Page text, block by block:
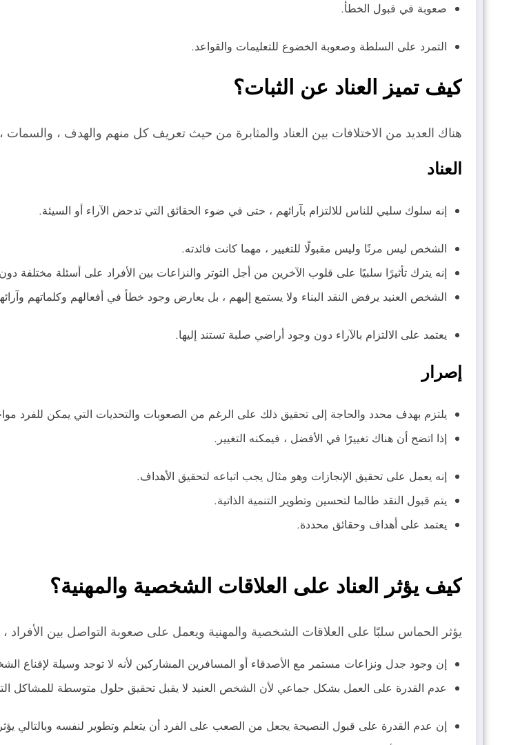
صعوبة في قبول الخطأ.
التمرد على السلطة وصعوبة الخضوع للتعليمات والقواعد.
كيف تميز العناد عن الثبات؟
هناك العديد من الاختلافات بين العناد والمثابرة من حيث تعريف كل منهم والهدف ، والسمات ،
العناد
إنه سلوك سلبي للناس للالتزام بآرائهم ، حتى في ضوء الحقائق التي تدحض الآراء أو السيئة.
الشخص ليس مرنًا وليس مقبولًا للتغيير ، مهما كانت فائدته.
إنه يترك تأثيرًا سلبيًا على قلوب الآخرين من أجل التوتر والنزاعات بين الأفراد على أسئلة
الشخص العنيد يرفض النقد البناء ولا يستمع إليهم ، بل يعارض وجود خطأ في أفعالهم وكلماتهم
يعتمد على الالتزام بالآراء دون وجود أراضي صلبة تستند إليها.
إصرار
يلتزم بهدف محدد والحاجة إلى تحقيق ذلك على الرغم من الصعوبات والتحديات التي يمكن للفرد
إذا اتضح أن هناك تغييرًا في الأفضل ، فيمكنه التغيير.
إنه يعمل على تحقيق الإنجازات وهو مثال يجب اتباعه لتحقيق الأهداف.
يتم قبول النقد طالما لتحسين وتطوير التنمية الذاتية.
يعتمد على أهداف وحقائق محددة.
كيف يؤثر العناد على العلاقات الشخصية والمهنية؟
يؤثر الحماس سلبًا على العلاقات الشخصية والمهنية ويعمل على صعوبة التواصل بين
إن وجود جدل ونزاعات مستمر مع الأصدقاء أو المسافرين المشاركين لأنه لا توجد وسيلة لإقناع
عدم القدرة على العمل بشكل جماعي لأن الشخص العنيد لا يقبل تحقيق حلول متوسطة للمشاكل
إن عدم القدرة على قبول النصيحة يجعل من الصعب على الفرد أن يتعلم وتطوير لنفسه وبالتالي